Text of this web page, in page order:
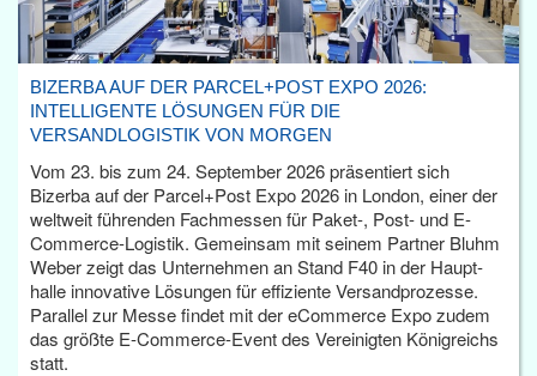
BIZERBA AUF DER PARCEL+POST EXPO 2026:
INTELLIGENTE LÖSUNGEN FÜR DIE
VERSANDLOGISTIK VON MORGEN
Vom 23. bis zum 24. September 2026 präsentiert sich
Bizerba auf der Parcel+Post Expo 2026 in London, einer der
weltweit führenden Fachmessen für Paket-, Post- und E-
Commerce-Logistik. Gemeinsam mit seinem Partner Bluhm
Weber zeigt das Unternehmen an Stand F40 in der Haupt­
halle innovative Lösungen für effiziente Versandprozesse.
Parallel zur Messe findet mit der eCommerce Expo zudem
das größte E-Commerce-Event des Vereinigten Königreichs
statt.